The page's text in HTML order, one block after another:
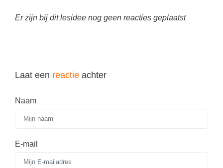
Sprookjes
Schoolvakanties
Er zijn bij dit lesidee nog geen reacties geplaatst
Laat een reactie achter
Naam
E-mail